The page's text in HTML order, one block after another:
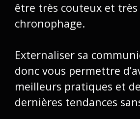
être très couteux et très
chronophage.
Externaliser sa
donc vous permettre
meilleurs pratiques et
dernières tendances